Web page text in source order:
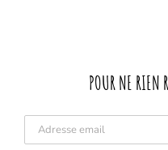
POUR NE RIEN